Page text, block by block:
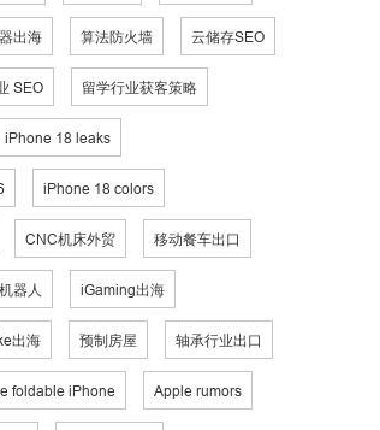
出海 算法防火墙 云储存SEO
SEO 留学行业获客策略
iPhone 18 leaks
iPhone 18 colors
CNC机床外贸 移动餐车出口
器人 iGaming出海
出海 预制房屋 轴承行业出口
foldable iPhone Apple rumors